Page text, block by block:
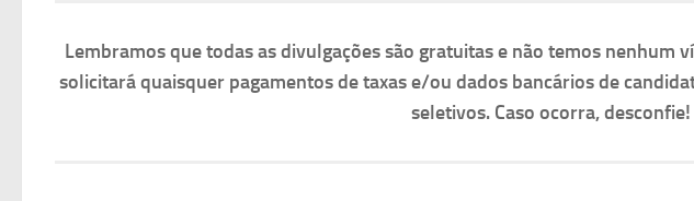
Lembramos que todas as divulgações são gratuitas e não temos nenhum
solicitará quaisquer pagamentos de taxas e/ou dados bancários de
seletivos. Caso ocorra, desconfie!